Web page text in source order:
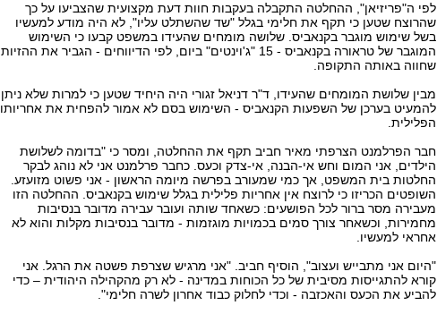
לפי ה"פריזיאן", ההחלטה התקבלה בעקבות חוות דעת מקצועית שהצביעו על כך
שהרוצח שטען כי תקף את חלימי בגלל "שד שהשתלט עליו", לא היה מודע למעשיו
בשל שימוש מוגבר בקנאביס. שלושה מומחים שהעידו במשפט קבעו כי השימוש
המוגבר של טראורה בקנאביס - 15 "ג'וינטים" ביום, לפי הדיווחים - הגביר את ההזיות
שחווה באותה התקופה.
מבין שלושת המומחים שהעידו, ד"ר דניאל זגורי היה היחיד שטען כי למרות שלא ניתן
להמעיט בערכן של השפעות הקנאביס - השימוש בסם לא אמור להפחית את אחריותו
הפלילית.
חבר הפרלמנט הצרפתי מאיר חביב תקף את ההחלטה, ומסר כי "בדומה לשלושת
הילדים, אני המום וחש אי-הבנה, אי-צדק וכעס. כחבר פרלמנט אני לא נוהג לבקר
החלטות בית המשפט, אך כמי שמעורב בפרשה מיומה הראשון - אני פשוט מזועזע.
השופטים הכריזו כי לרוצח אין אחריות פלילית בגלל שימוש בקנאביס. ההחלטה הזו
מעבירה מסר ברור לכל הפושעים: כשאחד שותה ועובר עבירה מדובר בנסיבות
מחמירות, וכשאחר צורך סמים בכמויות מוגזמות - מדובר בנסיבות מקלות והוא לא
אחראי למעשיו.
"היום אני מתבייש ועצוב", הוסיף חביב. "אני מרגיש שצרפת פשטה את הרגל. אני
קורא להתגייסות מסיבית של כל הכוחות במדינה - לא רק מהקהילה היהודית – כדי
להביע את הכעס והאכזבה - וכדי לחלוק כבוד אחרון לשרה חלימי".